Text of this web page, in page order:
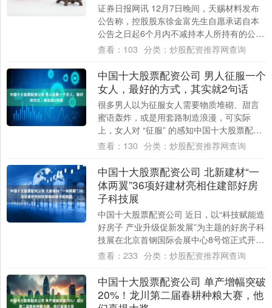
证券日报网讯 12月7日晚间，天赐材料发布
公告称，控股股东徐金富先生自愿承诺自本
公告之日起6个月内不减持本人所持有的公司
股票，其目前持股698，668，092股....
查看： 103 分类： 炒股配资推荐网查询
中国十大股票配资公司 男人征服一个
女人，最好的方式，其实就2句话
很多男人以为征服女人需要物质堆砌、甜言
蜜语轰炸，或是用套路制造浪漫，可实际
上，女人对 “征服” 的感知中国十大股票配资
公司，从来不是外在的炫耀或刻意的讨好，
查看： 130 分类： 炒股配资推荐网查询
中国十大股票配资公司 北新建材“一
体两翼”36项好建材亮相住建部好房
子科技展
中国十大股票配资公司 近日，以“科技赋能造
好房子 产业升级促新发展”为主题的好房子科
技展在北京首钢国际会展中心8号馆正式开
展。中国建材集团所属21家企业92项“....
查看： 233 分类： 炒股配资推荐网查询
中国十大股票配资公司 单产增幅突破
20%！龙川第二届春耕种粮大赛，他